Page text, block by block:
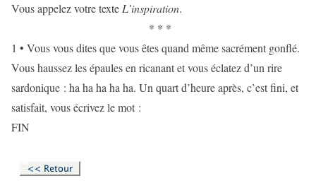
Vous appelez votre texte L’inspiration.
* * *
1 • Vous vous dites que vous êtes quand même sacrément gonflé.
Vous haussez les épaules en ricanant et vous éclatez d’un rire
sardonique : ha ha ha ha ha. Un quart d’heure après, c’est fini, et
satisfait, vous écrivez le mot :
FIN